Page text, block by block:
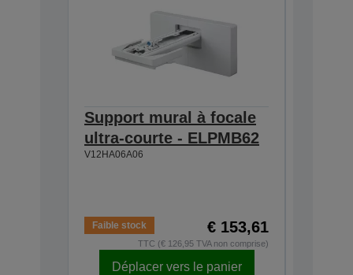
Support mural à focale
ultra-courte - ELPMB62
V12HA06A06
Faible stock € 153,61
TTC (€ 126,95 TVA non comprise)
Déplacer vers le panier